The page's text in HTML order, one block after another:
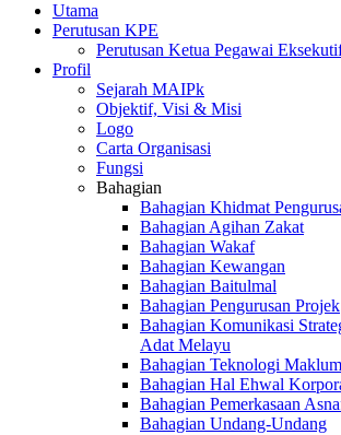
Utama
Perutusan KPE
Perutusan Ketua Pegawai
Profil
Sejarah MAIPk
Objektif, Visi & Misi
Logo
Carta Organisasi
Fungsi
Bahagian
Bahagian Khidmat
Bahagian Agihan Zakat
Bahagian Wakaf
Bahagian Kewangan
Bahagian Baitulmal
Bahagian Pengurusan Projek
Bahagian Komunikasi
Adat Melayu
Bahagian Teknologi
Bahagian Hal Ehwal
Bahagian Pemerkasaan
Bahagian Undang-Undang